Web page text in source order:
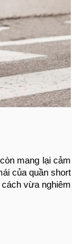
mang lại cảm
của quần short
vừa nghiêm